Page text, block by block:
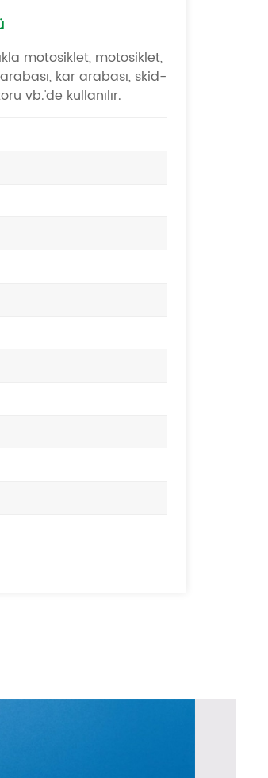
motosiklet, motosiklet,
kar arabası, skid-
vb.'de kullanılır.